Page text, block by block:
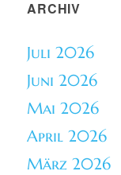
ARCHIV
Juli 2026
Juni 2026
Mai 2026
April 2026
März 2026